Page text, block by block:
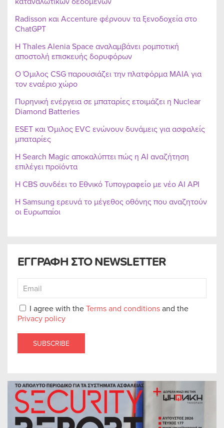
ΕΓΓΡΑΦΗ ΣΤΟ NEWSLETTER
I agree with theTerms and conditionsand the
Privacy policy
SUBSCRIBE
Radisson και Accenture φέρνουν τα ξενοδοχεία στο
ChatGPT
Η Thales Alenia Space αναλαμβάνει ρομποτική
αποστολή επισκευής δορυφόρων
Ο Όμιλος CSG παρουσιάζει την πλατφόρμα MAIA για
τον εναέριο χώρο
Πυρηνική ενέργεια σε μπαταρίες ετοιμάζει η Nuclear
Diamond Batteries
ESET και Όμιλος EVC ενώνουν δυνάμεις για ασφαλείς
μπαταρίες
Η Search Magic αποκαλύπτει πώς η AI αναζήτηση
επιλέγει προϊόντα
Η CBS συνδέει το Εθνικό Τυπογραφείο με νέο AI API
Η Samsung ερευνά το μέγεθος οθόνης που αναζητούν
οι Ευρωπαίοι